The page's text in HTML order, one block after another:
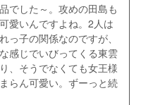
でした～。攻めの田島も
愛いんですよね。2人は
っ子の関係なのですが、
感じでいびってくる東雲
、そうでなくても女王様
らん可愛い。ずーっと続